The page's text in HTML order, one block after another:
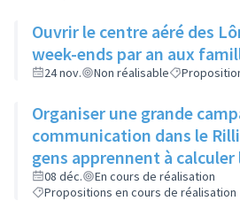
Ouvrir le centre aéré des
week-ends par an aux
24 nov. Non réalisable
Organiser une grande
communication dans le
gens apprennent à calculer
vivre »
08 déc.
En cours de réalisation
Propositions en cours de réalisation